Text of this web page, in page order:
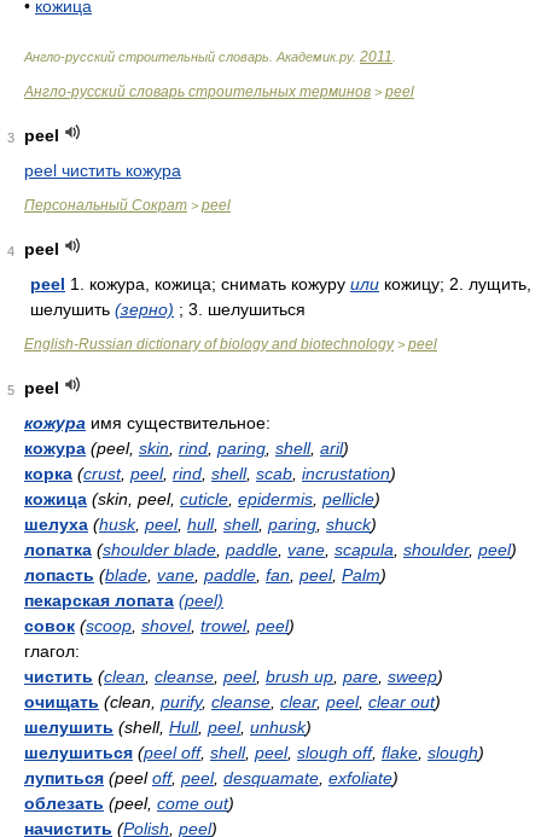
• кожица
Англо-русский строительный словарь Академик.ру. 2011
Англо-русский словарь строительных терминов > peel
3
peel
peel чистить кожура
Персональный Сократ > peel
4
peel
peel 1. кожура, кожица; снимать кожуру или кожицу; 2. лущить,
шелушить (зерно) ; 3. шелушиться
English-Russian dictionary of biology and biotechnology> peel
5
peel
кожура имя существительное:
кожура (peel, skin rind paring shell, aril)
корка (crust, peel, rind shell, scab incrustation)
кожица (skin, peel, cuticle epidermis pellicle)
шелуха (husk, peel, hull, shell, paring shuck)
лопатка (shoulder blade paddle vane scapula shoulder, peel)
лопасть (blade vane paddle fan peel, Palm)
пекарская лопата (peel)
совок (scoop shovel, trowel, peel)
глагол:
чистить (clean cleanse peel, brush up pare sweep)
очищать (clean, purify, cleanse clear, peel, clear out)
шелушить (shell, Hull, peel, unhusk)
шелушиться (peel off, shell, peel, slough off, flake slough)
лупиться (peeloff, peel, desquamate exfoliate)
облезать (peel, come out)
начистить (Polish peel)